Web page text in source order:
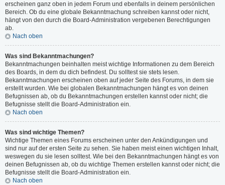
erscheinen ganz oben in jedem Forum und ebenfalls in deinem persönlichen
Bereich. Ob du eine globale Bekanntmachung schreiben kannst oder nicht,
hängt von den durch die Board-Administration vergebenen Berechtigungen
ab.
Nach oben
Was sind Bekanntmachungen?
Bekanntmachungen beinhalten meist wichtige Informationen zu dem Bereich
des Boards, in dem du dich befindest. Du solltest sie stets lesen.
Bekanntmachungen erscheinen oben auf jeder Seite des Forums, in dem sie
erstellt wurden. Wie bei globalen Bekanntmachungen hängt es von deinen
Befugnissen ab, ob du Bekanntmachungen erstellen kannst oder nicht; die
Befugnisse stellt die Board-Administration ein.
Nach oben
Was sind wichtige Themen?
Wichtige Themen eines Forums erscheinen unter den Ankündigungen und
sind nur auf der ersten Seite zu sehen. Sie haben meist einen wichtigen Inhalt,
weswegen du sie lesen solltest. Wie bei den Bekanntmachungen hängt es von
deinen Befugnissen ab, ob du wichtige Themen erstellen kannst oder nicht; die
Befugnisse stellt die Board-Administration ein.
Nach oben